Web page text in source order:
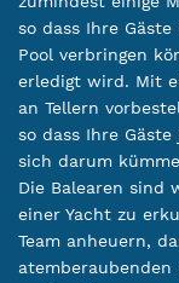
so dass Ihre
Pool verbringen
erledigt wird. Mit
an Tellern
so dass Ihre
sich darum
Die Balearen sind
einer Yacht zu
Team anheuern,
atemberaubenden